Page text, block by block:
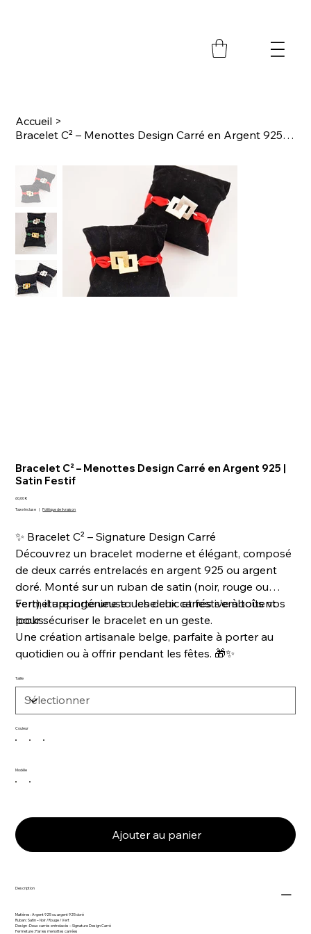
Accueil >
Bracelet C² – Menottes Design Carré en Argent 925 | Satin Festif
Bracelet C² – Menottes Design Carré en Argent 925 |
Satin Festif
Prix
60,00 €
Taxe Incluse | Politique de livraison
✨ Bracelet C² – Signature Design Carré
Découvrez un bracelet moderne et élégant, composé
de deux carrés entrelacés en argent 925 ou argent
doré. Monté sur un ruban de satin (noir, rouge ou
vert), il apporte une touche chic et festive à tous vos
looks.
Fermeture ingénieuse : les deux carrés s’emboîtent
pour sécuriser le bracelet en un geste.
Une création artisanale belge, parfaite à porter au
quotidien ou à offrir pendant les fêtes. 🎁✨
Taille
Couleur
Modèle
Ajouter au panier
Description
Matières : Argent 925 ou argent 925 doré
Ruban : Satin – Noir / Rouge / Vert
Design : Deux carrés entrelacés – Signature Design Carré
Fermeture : Par les menottes carrées